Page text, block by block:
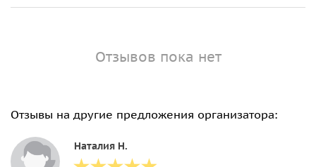
Отзывов пока нет
Отзывы на другие предложения организатора:
Наталия Н.